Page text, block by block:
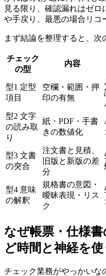
見る限り、確認漏れはゼロ
や手戻り、最悪の場合リコ
まず結論を整理すると、次
チェック
の型
内容
型1 定型
項目
空欄・範囲・押
印の有無
型2 文字
の読み取
り
紙・PDF・手書
きの数値化
型3 文書
の突合
注文書と見積、
旧版と新版の差
分
型4 意味
の解釈
規格書の意図・
曖昧表現・リス
ク
なぜ帳票・仕様
ど時間と神経を
チェック業務がやっかいな